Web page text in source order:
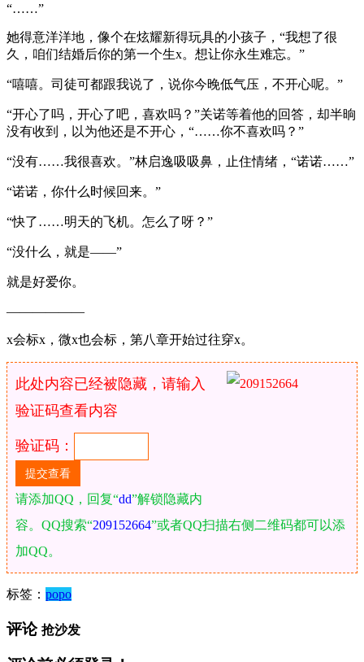
“……”
她得意洋洋地，像个在炫耀新得玩具的小孩子，“我想了很
久，咱们结婚后你的第一个生x。想让你永生难忘。”
“嘻嘻。司徒可都跟我说了，说你今晚低气压，不开心呢。”
“开心了吗，开心了吧，喜欢吗？”关诺等着他的回答，却半晌
没有收到，以为他还是不开心，“……你不喜欢吗？”
“没有……我很喜欢。”林启逸吸吸鼻，止住情绪，“诺诺……”
“诺诺，你什么时候回来。”
“快了……明天的飞机。怎么了呀？”
“没什么，就是——”
就是好爱你。
——————
x会标x，微x也会标，第八章开始过往穿x。
此处内容已经被隐藏，请输入
验证码查看内容
验证码：
请添加QQ，回复“dd”解锁隐藏内
容。QQ搜索“209152664”或者QQ扫描右侧二维码都可以添
加QQ。
标签： popo
评论 抢沙发